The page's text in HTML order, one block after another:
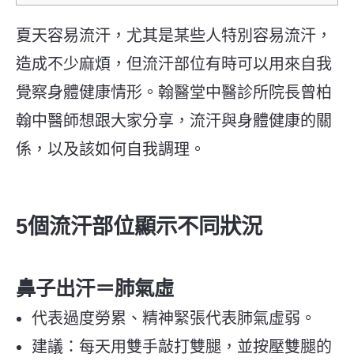
夏天容易流汗，尤其是某些人特別容易流汗，
造成不少麻煩，但流汗部位有時可以用來自我
覺察身體健康情形。翰醫堂中醫診所院長曾柏
翰中醫師想跟大家分享，流汗與身體健康的關
係，以及該如何自我調理。
5個流汗部位顯示不同狀況
鼻子出汗＝肺氣虛
代表過度勞累、精神緊張代表肺氣虛弱。
建議：每天用雙手敲打雙腿，並按壓雙腿的